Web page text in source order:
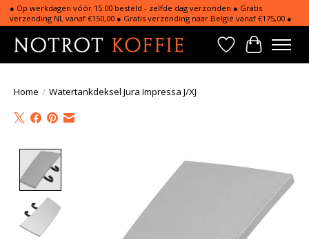
● Op werkdagen vóór 15:00 besteld - zelfde dag verzonden ● Gratis
verzending NL vanaf €150,00 ● Gratis verzending naar België vanaf €175,00 ●
Verlanglijst
Home / Watertankdeksel Jura Impressa J/XJ